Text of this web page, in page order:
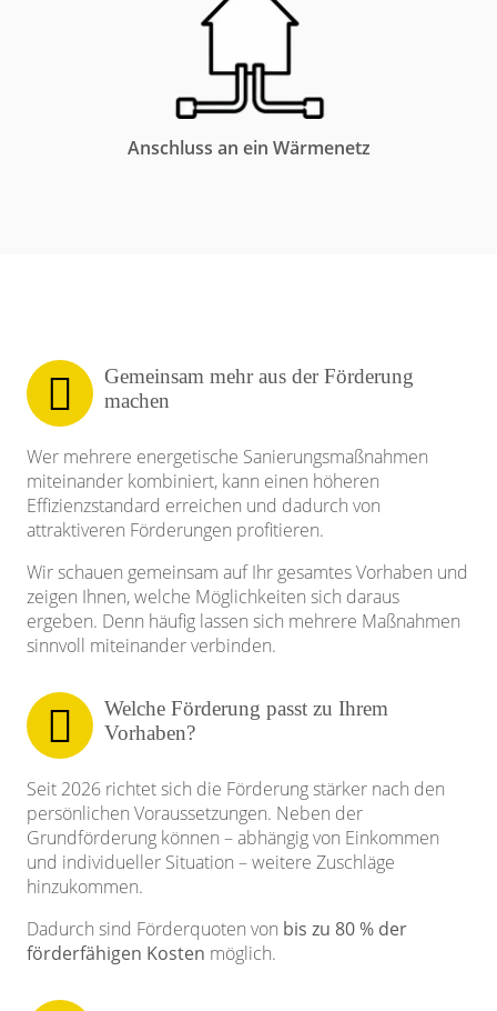
Anschluss an ein Wärmenetz
Gemeinsam mehr aus der Förderung
machen
Wer mehrere energetische Sanierungsmaßnahmen
miteinander kombiniert, kann einen höheren
Effizienzstandard erreichen und dadurch von
attraktiveren Förderungen profitieren.
Wir schauen gemeinsam auf Ihr gesamtes Vorhaben und
zeigen Ihnen, welche Möglichkeiten sich daraus
ergeben. Denn häufig lassen sich mehrere Maßnahmen
sinnvoll miteinander verbinden.
Welche Förderung passt zu Ihrem
Vorhaben?
Seit 2026 richtet sich die Förderung stärker nach den
persönlichen Voraussetzungen. Neben der
Grundförderung können – abhängig von Einkommen
und individueller Situation – weitere Zuschläge
hinzukommen.
Dadurch sind Förderquoten von bis zu 80 % der
förderfähigen Kosten möglich.